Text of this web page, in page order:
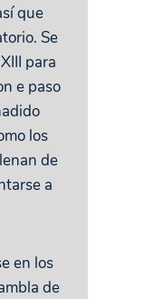
que
Se
para
e paso
los
de
a
en los
de